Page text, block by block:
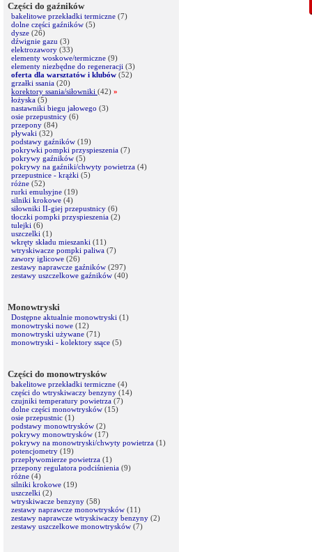
Części do gaźników
bakelitowe przekładki termiczne (7)
dolne części gaźników (5)
dysze (26)
dźwignie gazu (3)
elektrozawory (33)
elementy woskowe/termiczne (9)
elementy niezbędne do regeneracji (3)
oferta dla warsztatów i klubów (52)
grzałki ssania (20)
korektory ssania/siłowniki (42) »
łożyska (5)
nastawniki biegu jałowego (3)
osie przepustnicy (6)
przepony (84)
pływaki (32)
podstawy gaźników (19)
pokrywki pompki przyspieszenia (7)
pokrywy gaźników (5)
pokrywy na gaźniki/chwyty powietrza (4)
przepustnice - krążki (5)
różne (52)
rurki emulsyjne (19)
silniki krokowe (4)
siłowniki II-giej przepustnicy (6)
tłoczki pompki przyspieszenia (2)
tulejki (6)
uszczelki (1)
wkręty składu mieszanki (11)
wtryskiwacze pompki paliwa (7)
zawory iglicowe (26)
zestawy naprawcze gaźników (297)
zestawy uszczelkowe gaźników (40)
Monowtryski
Dostępne aktualnie monowtryski (1)
monowtryski nowe (12)
monowtryski używane (71)
monowtryski - kolektory ssące (5)
Części do monowtrysków
bakelitowe przekładki termiczne (4)
części do wtryskiwaczy benzyny (14)
czujniki temperatury powietrza (7)
dolne części monowtrysków (15)
osie przepustnic (1)
podstawy monowtrysków (2)
pokrywy monowtrysków (17)
pokrywy na monowtryski/chwyty powietrza (1)
potencjometry (19)
przepływomierze powietrza (1)
przepony regulatora podciśnienia (9)
różne (4)
silniki krokowe (19)
uszczelki (2)
wtryskiwacze benzyny (58)
zestawy naprawcze monowtrysków (11)
zestawy naprawcze wtryskiwaczy benzyny (2)
zestawy uszczelkowe monowtrysków (7)